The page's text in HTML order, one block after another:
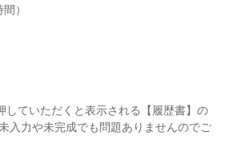
）
ていただくと表示される【履歴書】の
入力や未完成でも問題ありませんのでご